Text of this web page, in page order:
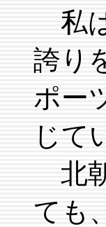
私
誇り
ポー
じて
北
ても